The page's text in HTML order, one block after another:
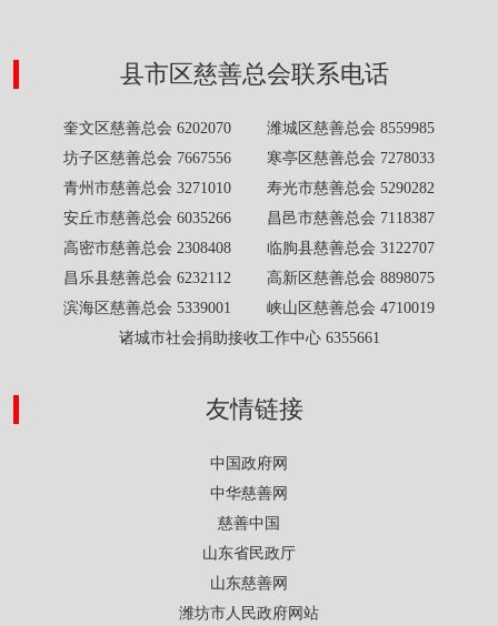
县市区慈善总会联系电话
奎文区慈善总会 6202070 潍城区慈善总会 8559985
坊子区慈善总会 7667556 寒亭区慈善总会 7278033
青州市慈善总会 3271010 寿光市慈善总会 5290282
安丘市慈善总会 6035266 昌邑市慈善总会 7118387
高密市慈善总会 2308408 临朐县慈善总会 3122707
昌乐县慈善总会 6232112 高新区慈善总会 8898075
滨海区慈善总会 5339001 峡山区慈善总会 4710019
诸城市社会捐助接收工作中心 6355661
友情链接
中国政府网
中华慈善网
慈善中国
山东省民政厅
山东慈善网
潍坊市人民政府网站